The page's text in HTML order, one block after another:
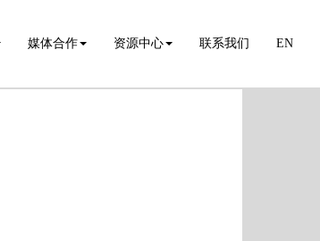
媒体合作 资源中心 联系我们 EN